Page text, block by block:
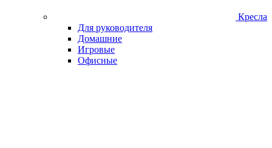
Кресла
Для руководителя
Домашние
Игровые
Офисные